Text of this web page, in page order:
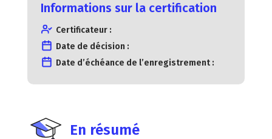
En résumé
Informations sur la certification
Certificateur :
Date de décision :
Date d’échéance de l’enregistrement :